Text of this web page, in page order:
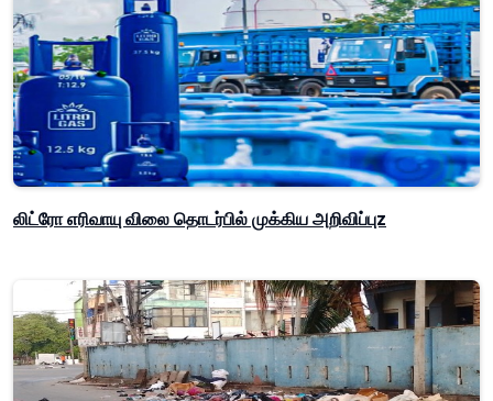
லிட்ரோ எரிவாயு விலை தொடர்பில் முக்கிய அறிவிப்புz